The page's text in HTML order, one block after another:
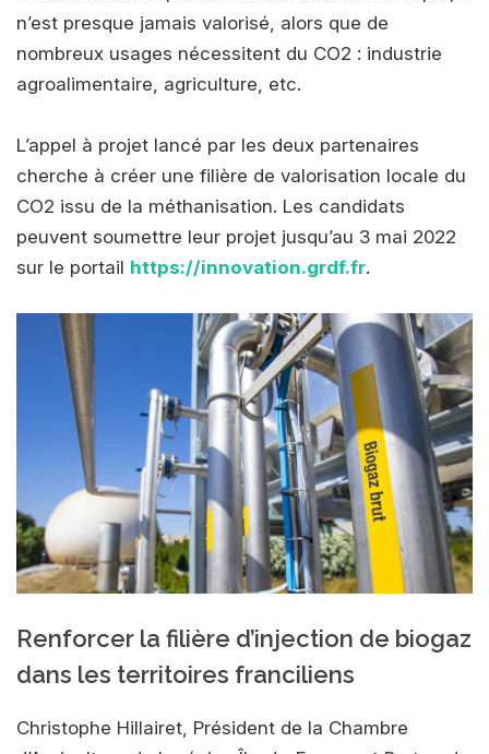
n’est presque jamais valorisé, alors que de
nombreux usages nécessitent du CO2 : industrie
agroalimentaire, agriculture, etc.
L’appel à projet lancé par les deux partenaires
cherche à créer une filière de valorisation locale du
CO2 issu de la méthanisation. Les candidats
peuvent soumettre leur projet jusqu’au 3 mai 2022
sur le portail https://innovation.grdf.fr.
Renforcer la filière d’injection de biogaz
dans les territoires franciliens
Christophe Hillairet, Président de la Chambre